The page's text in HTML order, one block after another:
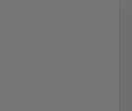
de origine -
Trieste. Peste
din acele locuri,